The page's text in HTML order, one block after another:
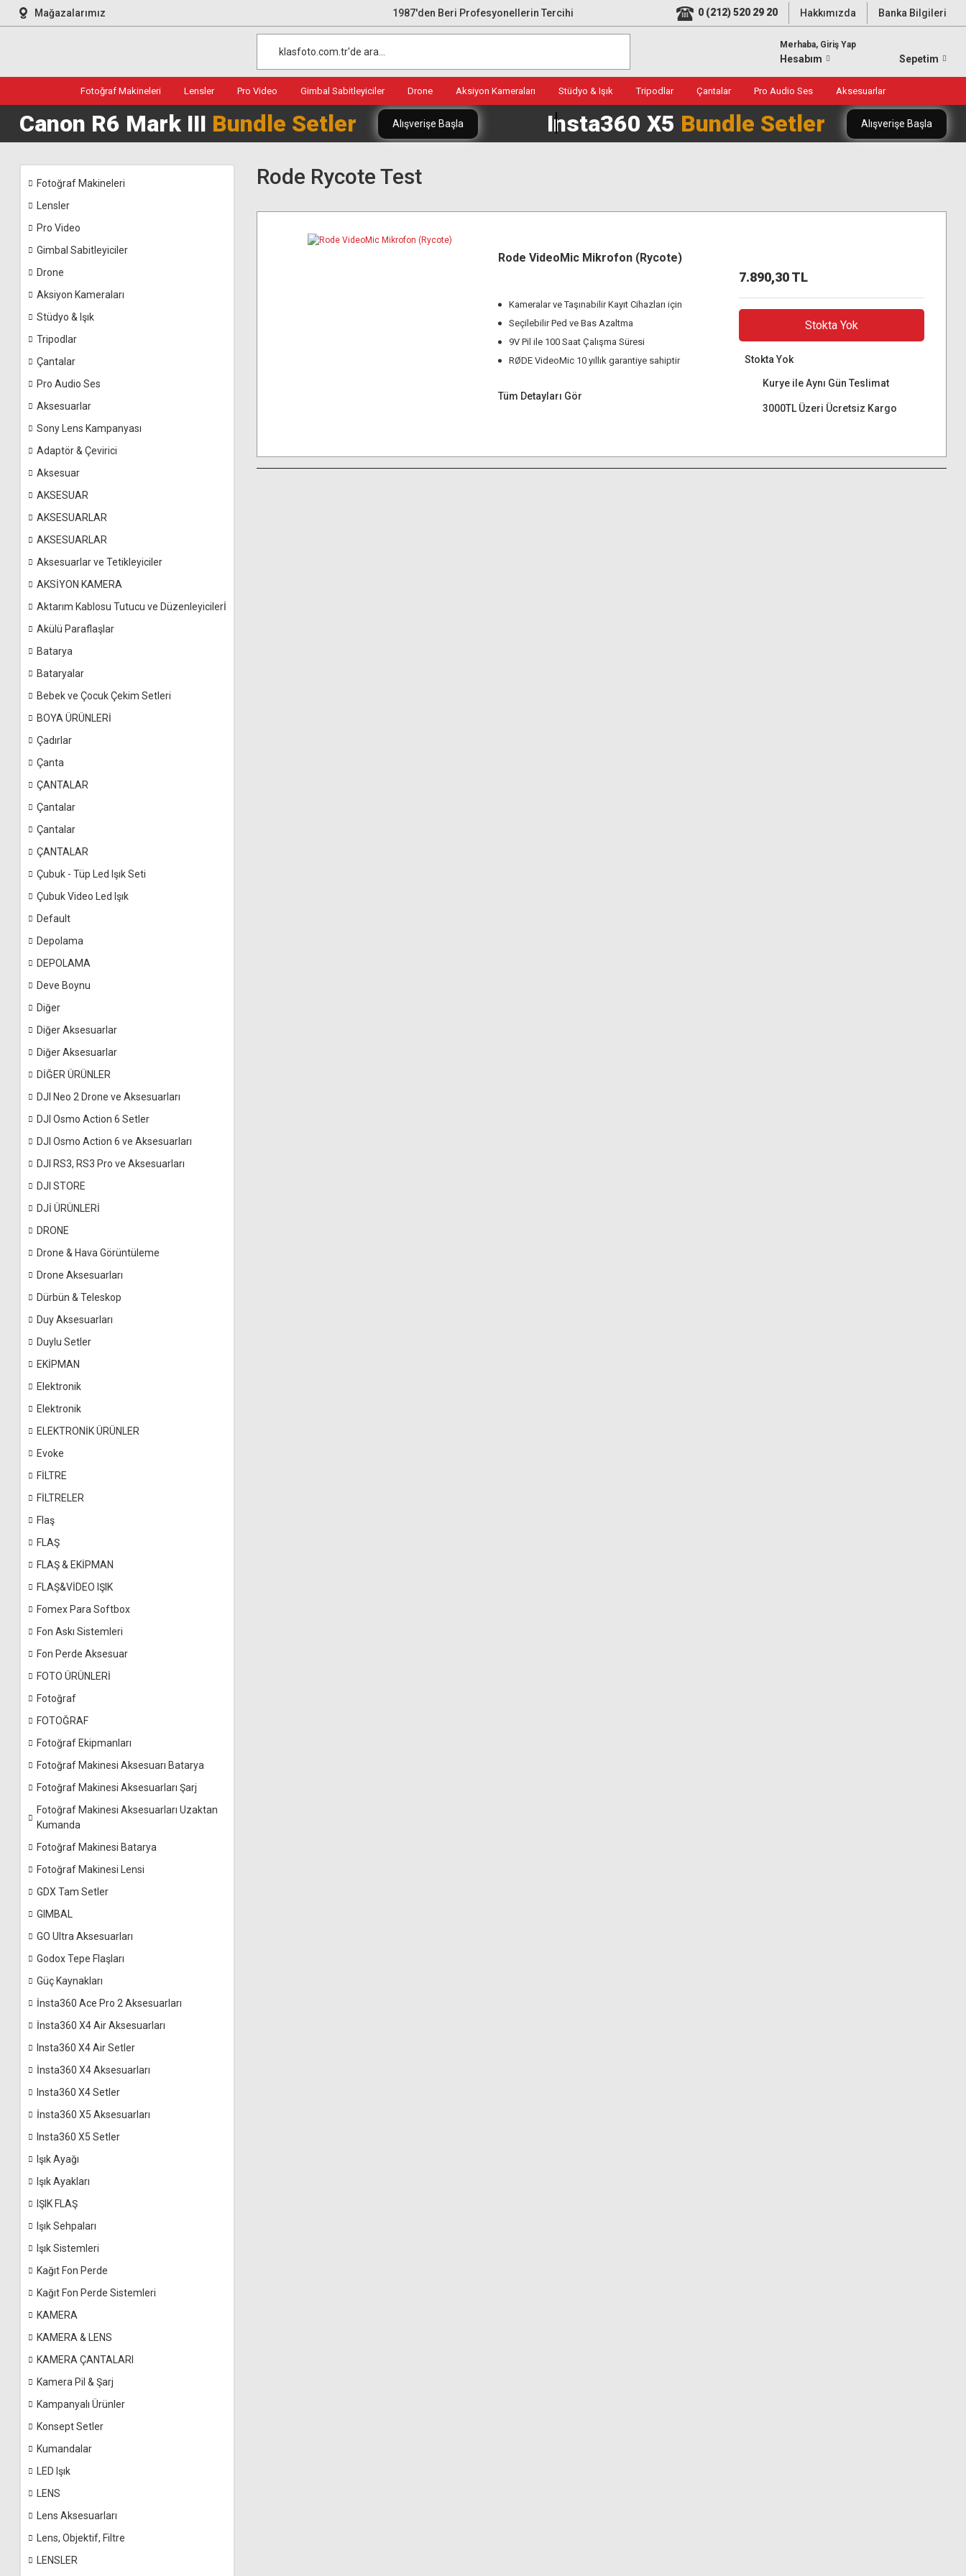
Mağazalarımız 1987'den Beri Profesyonellerin Tercihi 0 (212) 520 29 20 Hakkımızda Banka Bilgileri
Merhaba, Giriş Yap
Hesabım Sepetim
Fotoğraf Makineleri Lensler Pro Video Gimbal Sabitleyiciler Drone Aksiyon Kameraları Stüdyo & Işık Tripodlar Çantalar Pro Audio Ses Aksesuarlar
Canon R6 Mark III Bundle Setler Alışverişe Başla Insta360 X5 Bundle Setler Alışverişe Başla
Fotoğraf Makineleri
Lensler
Pro Video
Gimbal Sabitleyiciler
Drone
Aksiyon Kameraları
Stüdyo & Işık
Tripodlar
Çantalar
Pro Audio Ses
Aksesuarlar
Sony Lens Kampanyası
Adaptör & Çevirici
Aksesuar
AKSESUAR
AKSESUARLAR
AKSESUARLAR
Aksesuarlar ve Tetikleyiciler
AKSİYON KAMERA
Aktarım Kablosu Tutucu ve Düzenleyicilerİ
Akülü Paraflaşlar
Batarya
Bataryalar
Bebek ve Çocuk Çekim Setleri
BOYA ÜRÜNLERİ
Çadırlar
Çanta
ÇANTALAR
Çantalar
Çantalar
ÇANTALAR
Çubuk - Tüp Led Işık Seti
Çubuk Video Led Işık
Default
Depolama
DEPOLAMA
Deve Boynu
Diğer
Diğer Aksesuarlar
Diğer Aksesuarlar
DİĞER ÜRÜNLER
DJI Neo 2 Drone ve Aksesuarları
DJI Osmo Action 6 Setler
DJI Osmo Action 6 ve Aksesuarları
DJI RS3, RS3 Pro ve Aksesuarları
DJI STORE
DJİ ÜRÜNLERİ
DRONE
Drone & Hava Görüntüleme
Drone Aksesuarları
Dürbün & Teleskop
Duy Aksesuarları
Duylu Setler
EKİPMAN
Elektronik
Elektronik
ELEKTRONİK ÜRÜNLER
Evoke
FİLTRE
FİLTRELER
Flaş
FLAŞ
FLAŞ & EKİPMAN
FLAŞ&VİDEO IŞIK
Fomex Para Softbox
Fon Askı Sistemleri
Fon Perde Aksesuar
FOTO ÜRÜNLERİ
Fotoğraf
FOTOĞRAF
Fotoğraf Ekipmanları
Fotoğraf Makinesi Aksesuarı Batarya
Fotoğraf Makinesi Aksesuarları Şarj
Fotoğraf Makinesi Aksesuarları Uzaktan
Kumanda
Fotoğraf Makinesi Batarya
Fotoğraf Makinesi Lensi
GDX Tam Setler
GIMBAL
GO Ultra Aksesuarları
Godox Tepe Flaşları
Güç Kaynakları
İnsta360 Ace Pro 2 Aksesuarları
İnsta360 X4 Air Aksesuarları
Insta360 X4 Air Setler
İnsta360 X4 Aksesuarları
Insta360 X4 Setler
İnsta360 X5 Aksesuarları
Insta360 X5 Setler
Işık Ayağı
Işık Ayakları
IŞIK FLAŞ
Işık Sehpaları
Işık Sistemleri
Kağıt Fon Perde
Kağıt Fon Perde Sistemleri
KAMERA
KAMERA & LENS
KAMERA ÇANTALARI
Kamera Pil & Şarj
Kampanyalı Ürünler
Konsept Setler
Kumandalar
LED Işık
LENS
Lens Aksesuarları
Lens, Objektif, Filtre
LENSLER
Rode Rycote Test
Rode VideoMic Mikrofon (Rycote)
Kameralar ve Taşınabilir Kayıt Cihazları için
Seçilebilir Ped ve Bas Azaltma
9V Pil ile 100 Saat Çalışma Süresi
RØDE VideoMic 10 yıllık garantiye sahiptir
Tüm Detayları Gör
7.890,30 TL
Stokta Yok
Stokta Yok
Kurye ile Aynı Gün Teslimat
3000TL Üzeri Ücretsiz Kargo